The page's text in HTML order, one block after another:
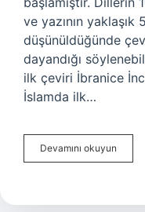
ve yazının
düşünüldüğünde
dayandığı
ilk çeviri İbranice
İslamda ilk…
Devamını okuyun
Dil
Yapıldı